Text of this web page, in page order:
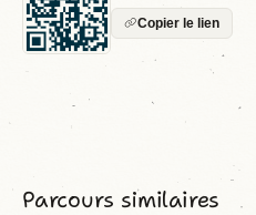
Copier le lien
Parcours similaires